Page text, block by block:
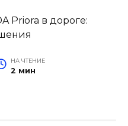
НА ЧТЕНИЕ
2 мин